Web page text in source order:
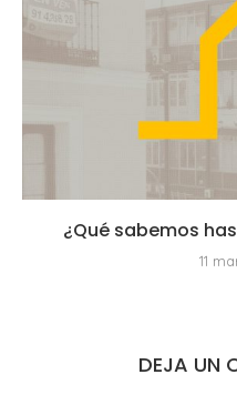
¿Qué sabemos
11
DEJA UN